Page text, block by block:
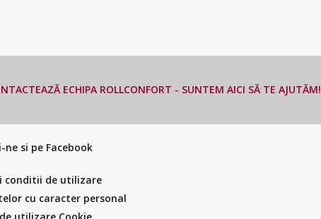
ECHIPA ROLLCONFORT - SUNTEM AICI SĂ TE AJUTĂM!
si pe Facebook
conditii de utilizare
cu caracter personal